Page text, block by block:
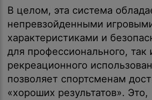
В целом, эта система
непревзойденными
характеристиками и
для профессионального, так
рекреационного
позволяет спортсменам
«хороших результатов». Это,